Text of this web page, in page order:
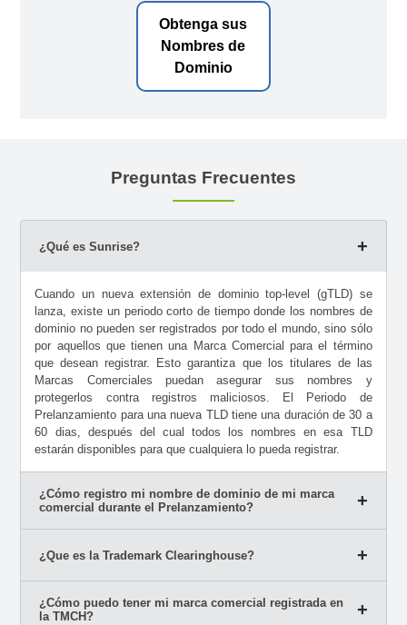
Obtenga sus
Nombres de
Dominio
Preguntas Frecuentes
¿Qué es Sunrise?
Cuando un nueva extensión de dominio top-level (gTLD) se
lanza, existe un periodo corto de tiempo donde los nombres de
dominio no pueden ser registrados por todo el mundo, sino sólo
por aquellos que tienen una Marca Comercial para el término
que desean registrar. Esto garantiza que los titulares de las
Marcas Comerciales puedan asegurar sus nombres y
protegerlos contra registros maliciosos. El Periodo de
Prelanzamiento para una nueva TLD tiene una duración de 30 a
60 dias, después del cual todos los nombres en esa TLD
estarán disponibles para que cualquiera lo pueda registrar.
¿Cómo registro mi nombre de dominio de mi marca
comercial durante el Prelanzamiento?
¿Que es la Trademark Clearinghouse?
¿Cómo puedo tener mi marca comercial registrada en
la TMCH?